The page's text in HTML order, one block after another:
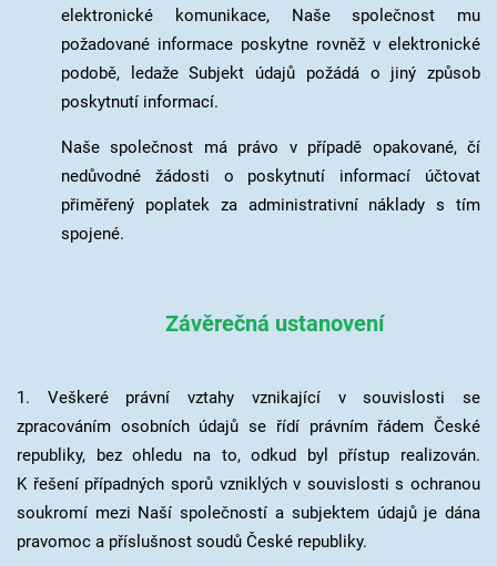
elektronické komunikace, Naše společnost mu
požadované informace poskytne rovněž v elektronické
podobě, ledaže Subjekt údajů požádá o jiný způsob
poskytnutí informací.
Naše společnost má právo v případě opakované, čí
nedůvodné žádosti o poskytnutí informací účtovat
přiměřený poplatek za administrativní náklady s tím
spojené.
Závěrečná ustanovení
1. Veškeré právní vztahy vznikající v souvislosti se
zpracováním osobních údajů se řídí právním řádem České
republiky, bez ohledu na to, odkud byl přístup realizován.
K řešení případných sporů vzniklých v souvislosti s ochranou
soukromí mezi Naší společností a subjektem údajů je dána
pravomoc a příslušnost soudů České republiky.